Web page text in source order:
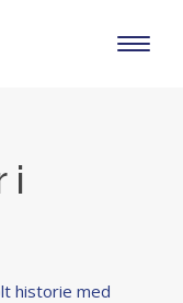
i
historie med